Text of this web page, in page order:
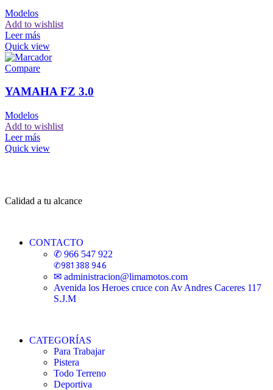
Modelos
Add to wishlist
Leer más
Quick view
Compare
YAMAHA FZ 3.0
Modelos
Add to wishlist
Leer más
Quick view
Calidad a tu alcance
CONTACTO
✆ 966 547 922
✆981 388 946
✉ administracion@limamotos.com
Avenida los Heroes cruce con Av Andres Caceres 117
S.J.M
CATEGORÍAS
Para Trabajar
Pistera
Todo Terreno
Deportiva